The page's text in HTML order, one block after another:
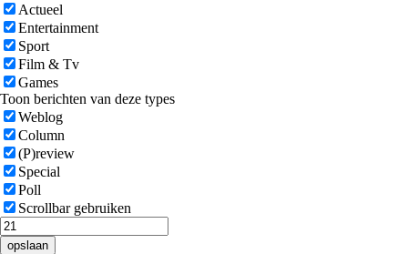
Actueel
Entertainment
Sport
Film & Tv
Games
Toon berichten van deze types
Weblog
Column
(P)review
Special
Poll
Scrollbar gebruiken
opslaan